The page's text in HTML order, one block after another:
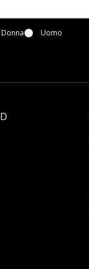
Donna
Uomo